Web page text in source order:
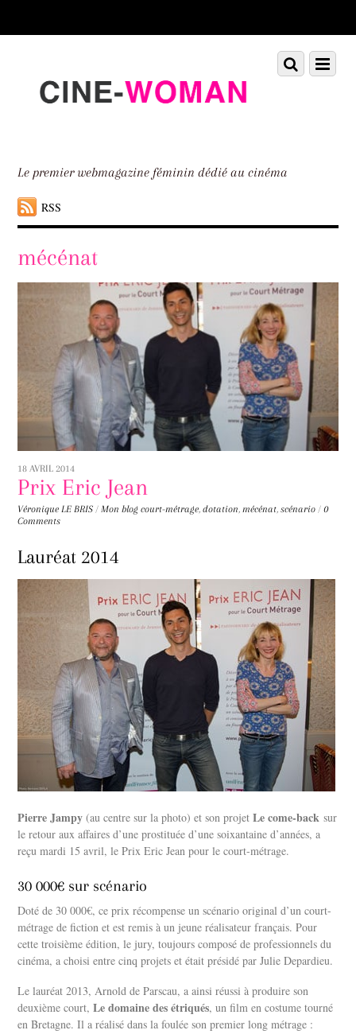
down
Le premier webmagazine féminin dédié au cinéma
RSS
Menu
Scroll
down
mécénat
18 AVRIL 2014
Prix Eric Jean
Véronique LE BRIS / Mon blog court-métrage,dotation, mécénat,scénario / 0
Comments
Lauréat 2014
Pierre Jampy (au centre sur la photo) et son projetLe come-back sur
le retour aux affaires d’une prostituée d’une soixantaine d’années, a
reçu mardi 15 avril, le Prix Eric Jean pour le court-métrage.
30 000€ sur scénario
Doté de 30 000€, ce prix récompense un scénario original d’un court-
métrage de fiction et est remis à un jeune réalisateur français. Pour
cette troisième édition, le jury, toujours composé de professionnels du
cinéma, a choisi entre cinq projets et était présidé par Julie Depardieu.
Le lauréat 2013, Arnold de Parscau, a ainsi réussi à produire son
deuxième court,Le domaine des étriqués, un film en costume tourné
en Bretagne. Il a réalisé dans la foulée son premier long métrage :